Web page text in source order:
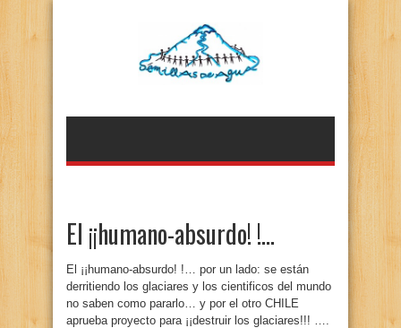
El ¡¡humano-absurdo! !…
El ¡¡humano-absurdo! !… por un lado: se están
derritiendo los glaciares y los cientificos del mundo
no saben como pararlo… y por el otro CHILE
aprueba proyecto para ¡¡destruir los glaciares!!! ….